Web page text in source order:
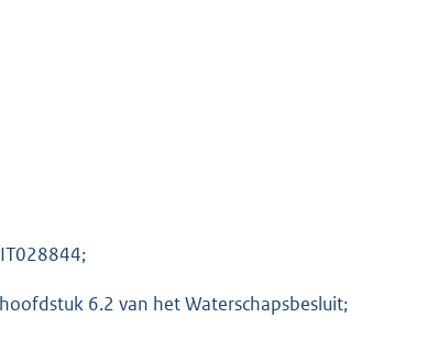
6.2 van het Waterschapsbesluit;